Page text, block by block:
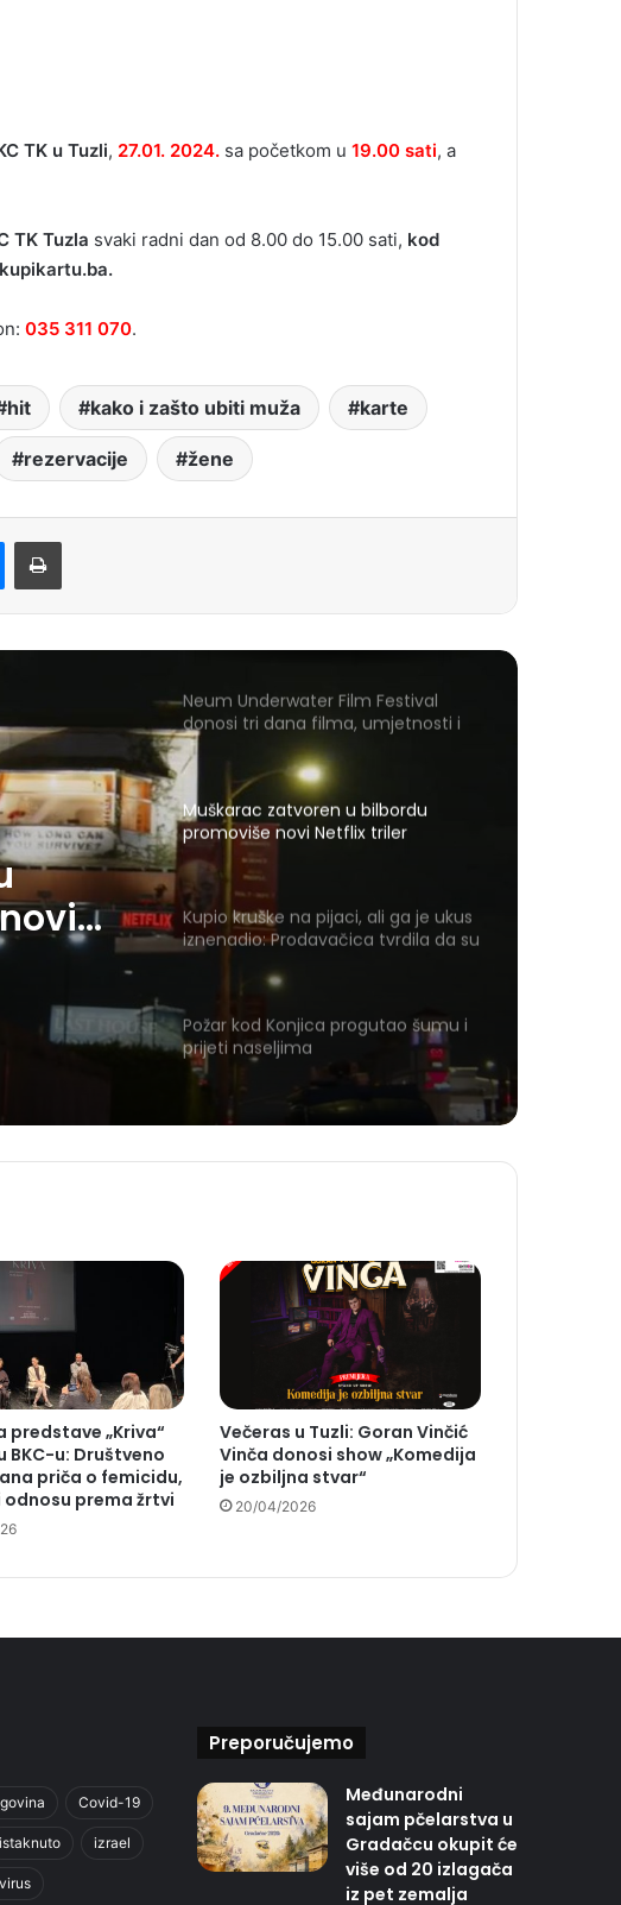
TK u Tuzli, 27.01. 2024. sa početkom u 19.00 sati, a
TK Tuzla svaki radni dan od 8.00 do 15.00 sati, kod
kupikartu.ba.
035 311 070.
hit kako i zašto ubiti muža karte
rezervacije žene
Neum Underwater Film Festival
donosi tri dana filma, umjetnosti i
mora
Muškarac zatvoren u bilbordu
promoviše novi Netflix triler
Kupio kruške na pijaci, ali ga je ukus
iznenadio: Prodavačica tvrdila da su
Požar kod Konjica progutao šumu i
prijeti naseljima
predstave „Kriva“
BKC-u: Društveno
priča o femicidu,
odnosu prema žrtvi
Večeras u Tuzli: Goran Vinčić
Vinča donosi show „Komedija
je ozbiljna stvar“
20/04/2026
Covid-19
istaknuto izrael
Preporučujemo
Međunarodni
sajam pčelarstva u
Gradačcu okupit će
više od 20 izlagača
iz pet zemalja